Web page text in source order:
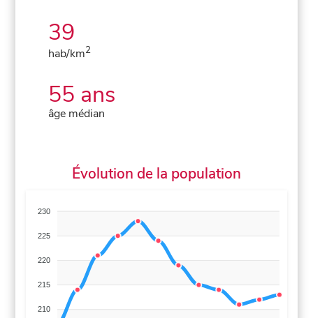
39
hab/km2
55 ans
âge médian
Évolution de la population
230
225
220
215
210